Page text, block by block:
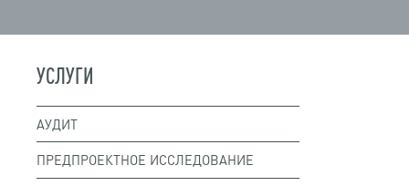
УСЛУГИ
АУДИТ
ПРЕДПРОЕКТНОЕ ИССЛЕДОВАНИЕ